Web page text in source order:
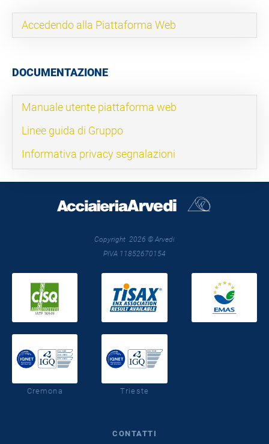
Accedendo alla Piattaforma Web
DOCUMENTAZIONE
Manuale utente piattaforma web
Linee guida di Gruppo
Informativa privacy segnalazioni
Copyright 2026 © Arvedi
PIVA 11852670154
Cremona Trieste
CONTATTI